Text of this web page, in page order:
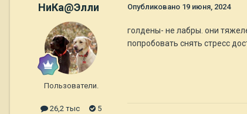
НиКа@Элли
Пользователи.
26,2 тыс
5
Опубликовано 19 июня, 2024
голдены- не лабры. они
попробовать снять стресс